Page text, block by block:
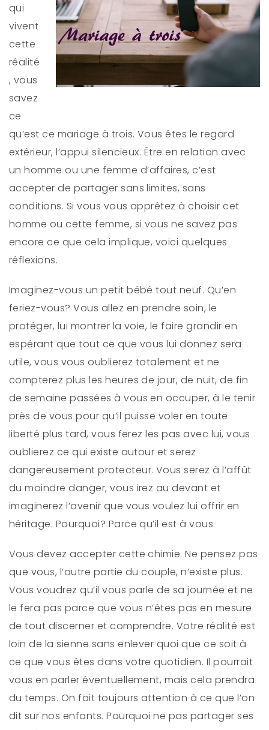
qui
vivent
cette
réalité
, vous
savez
ce
qu’est ce mariage à trois. Vous êtes le regard
extérieur, l’appui silencieux. Être en relation avec
un homme ou une femme d’affaires, c’est
accepter de partager sans limites, sans
conditions. Si vous vous apprêtez à choisir cet
homme ou cette femme, si vous ne savez pas
encore ce que cela implique, voici quelques
réflexions.
Imaginez-vous un petit bébé tout neuf. Qu’en
feriez-vous? Vous allez en prendre soin, le
protéger, lui montrer la voie, le faire grandir en
espérant que tout ce que vous lui donnez sera
utile, vous vous oublierez totalement et ne
compterez plus les heures de jour, de nuit, de fin
de semaine passées à vous en occuper, à le tenir
près de vous pour qu’il puisse voler en toute
liberté plus tard, vous ferez les pas avec lui, vous
oublierez ce qui existe autour et serez
dangereusement protecteur. Vous serez à l’affût
du moindre danger, vous irez au devant et
imaginerez l’avenir que vous voulez lui offrir en
héritage. Pourquoi? Parce qu’il est à vous.
Vous devez accepter cette chimie. Ne pensez pas
que vous, l’autre partie du couple, n’existe plus.
Vous voudrez qu’il vous parle de sa journée et ne
le fera pas parce que vous n’êtes pas en mesure
de tout discerner et comprendre. Votre réalité est
loin de la sienne sans enlever quoi que ce soit à
ce que vous êtes dans votre quotidien. Il pourrait
vous en parler éventuellement, mais cela prendra
du temps. On fait toujours attention à ce que l’on
dit sur nos enfants. Pourquoi ne pas partager ses